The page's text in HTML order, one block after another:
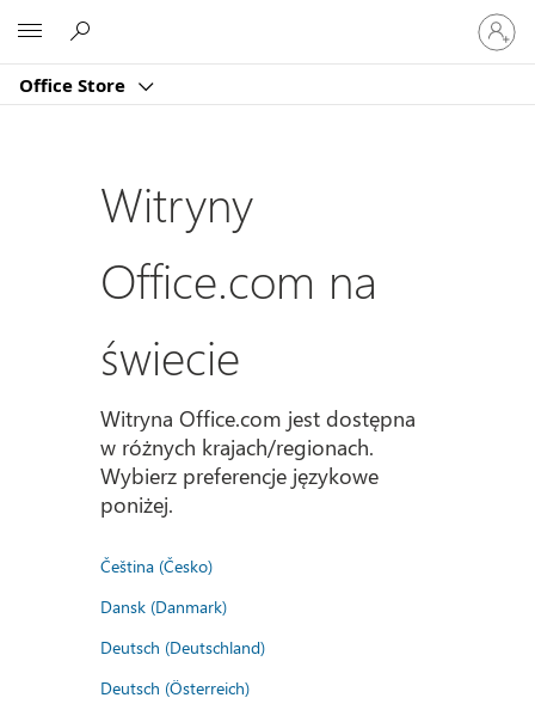
Office Store
Zaloguj
się
do
konta
Witryny
Office.com na
świecie
Witryna Office.com jest dostępna
w różnych krajach/regionach.
Wybierz preferencje językowe
poniżej.
Čeština (Česko)
Dansk (Danmark)
Deutsch (Deutschland)
Deutsch (Österreich)